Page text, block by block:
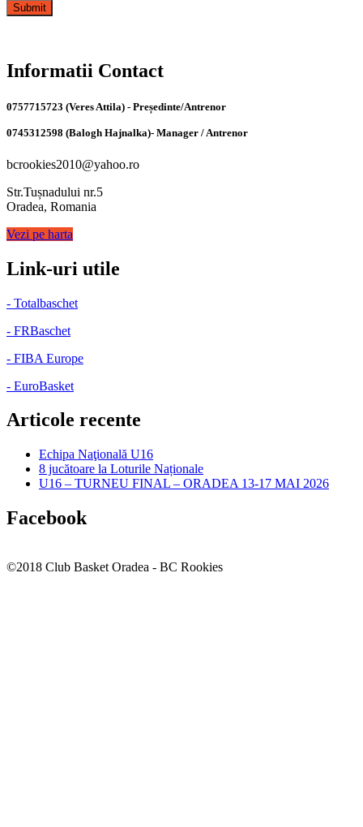
Informatii Contact
0757715723 (Veres Attila) - Președinte/Antrenor
0745312598 (Balogh Hajnalka)- Manager / Antrenor
bcrookies2010@yahoo.ro
Str.Tușnadului nr.5
Oradea, Romania
Vezi pe harta
Link-uri utile
- Totalbaschet
- FRBaschet
- FIBA Europe
- EuroBasket
Articole recente
Echipa Naţională U16
8 jucătoare la Loturile Naționale
U16 – TURNEU FINAL – ORADEA 13-17 MAI 2026
Facebook
©2018 Club Basket Oradea - BC Rookies